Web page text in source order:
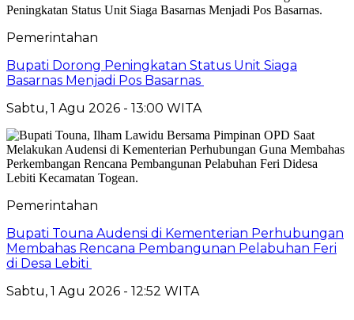
Pemerintahan
Bupati Dorong Peningkatan Status Unit Siaga
Basarnas Menjadi Pos Basarnas
Sabtu, 1 Agu 2026 - 13:00 WITA
Pemerintahan
Bupati Touna Audensi di Kementerian Perhubungan
Membahas Rencana Pembangunan Pelabuhan Feri
di Desa Lebiti
Sabtu, 1 Agu 2026 - 12:52 WITA